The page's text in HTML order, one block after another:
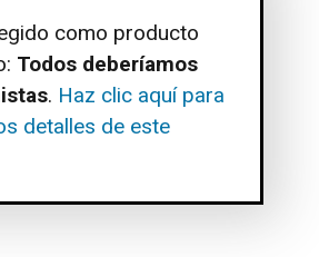
como producto
Todos deberíamos
. Haz clic aquí para
detalles de este